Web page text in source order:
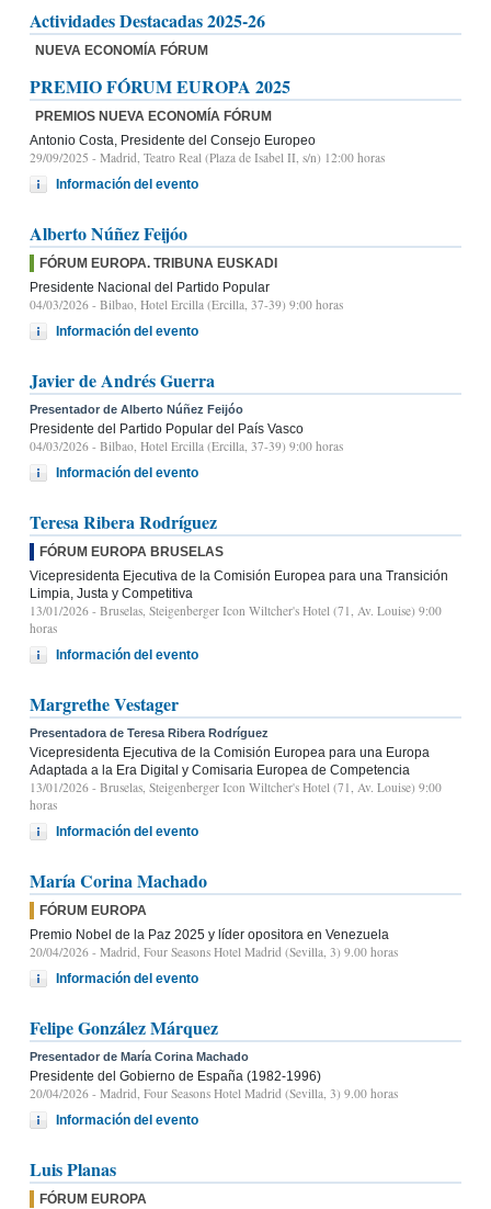
Actividades Destacadas 2025-26
NUEVA ECONOMÍA FÓRUM
PREMIO FÓRUM EUROPA 2025
PREMIOS NUEVA ECONOMÍA FÓRUM
Antonio Costa, Presidente del Consejo Europeo
29/09/2025 - Madrid, Teatro Real (Plaza de Isabel II, s/n) 12:00 horas
Información del evento
Alberto Núñez Feijóo
FÓRUM EUROPA. TRIBUNA EUSKADI
Presidente Nacional del Partido Popular
04/03/2026 - Bilbao, Hotel Ercilla (Ercilla, 37-39) 9:00 horas
Información del evento
Javier de Andrés Guerra
Presentador de Alberto Núñez Feijóo
Presidente del Partido Popular del País Vasco
04/03/2026 - Bilbao, Hotel Ercilla (Ercilla, 37-39) 9:00 horas
Información del evento
Teresa Ribera Rodríguez
FÓRUM EUROPA BRUSELAS
Vicepresidenta Ejecutiva de la Comisión Europea para una Transición
Limpia, Justa y Competitiva
13/01/2026 - Bruselas, Steigenberger Icon Wiltcher's Hotel (71, Av. Louise) 9:00
horas
Información del evento
Margrethe Vestager
Presentadora de Teresa Ribera Rodríguez
Vicepresidenta Ejecutiva de la Comisión Europea para una Europa
Adaptada a la Era Digital y Comisaria Europea de Competencia
13/01/2026 - Bruselas, Steigenberger Icon Wiltcher's Hotel (71, Av. Louise) 9:00
horas
Información del evento
María Corina Machado
FÓRUM EUROPA
Premio Nobel de la Paz 2025 y líder opositora en Venezuela
20/04/2026 - Madrid, Four Seasons Hotel Madrid (Sevilla, 3) 9.00 horas
Información del evento
Felipe González Márquez
Presentador de María Corina Machado
Presidente del Gobierno de España (1982-1996)
20/04/2026 - Madrid, Four Seasons Hotel Madrid (Sevilla, 3) 9.00 horas
Información del evento
Luis Planas
FÓRUM EUROPA